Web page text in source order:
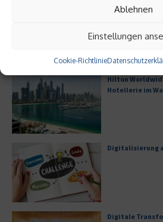
Ablehnen
Einstellungen
Cookie-Richtlinie
Leitfaden zur
Hilton
Hotellerie im
Digitalisierung
Digitale